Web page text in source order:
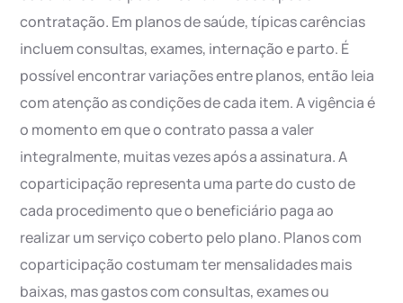
contratação. Em planos de saúde, típicas carências
incluem consultas, exames, internação e parto. É
possível encontrar variações entre planos, então leia
com atenção as condições de cada item. A vigência é
o momento em que o contrato passa a valer
integralmente, muitas vezes após a assinatura. A
coparticipação representa uma parte do custo de
cada procedimento que o beneficiário paga ao
realizar um serviço coberto pelo plano. Planos com
coparticipação costumam ter mensalidades mais
baixas, mas gastos com consultas, exames ou